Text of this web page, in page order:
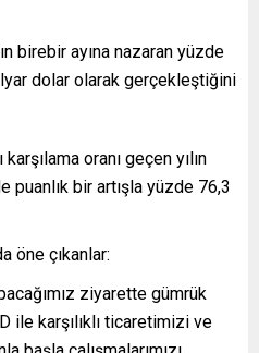
birebir ayına nazaran yüzde
dolar olarak gerçekleştiğini
oranı geçen yılın
puanlık bir artışla yüzde 76,3
öne çıkanlar:
ziyarette gümrük
ile karşılıklı ticaretimizi ve